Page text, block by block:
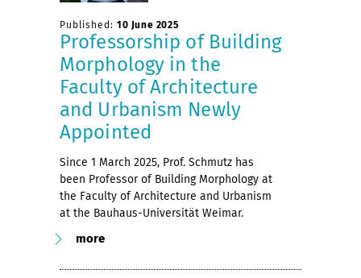
Published: 10 June 2025
Professorship of Building
Morphology in the
Faculty of Architecture
and Urbanism Newly
Appointed
Since 1 March 2025, Prof. Schmutz has
been Professor of Building Morphology at
the Faculty of Architecture and Urbanism
at the Bauhaus-Universität Weimar.
more